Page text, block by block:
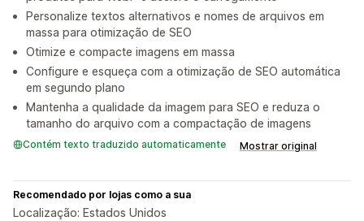
Personalize textos alternativos e nomes de arquivos em
massa para otimização de SEO
Otimize e compacte imagens em massa
Configure e esqueça com a otimização de SEO automática
em segundo plano
Mantenha a qualidade da imagem para SEO e reduza o
tamanho do arquivo com a compactação de imagens
Contém texto traduzido automaticamente Mostrar original
Recomendado por lojas como a sua
Localização: Estados Unidos